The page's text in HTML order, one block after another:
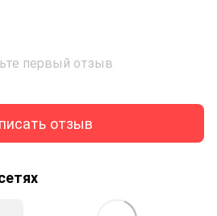
первый отзыв
отзыв